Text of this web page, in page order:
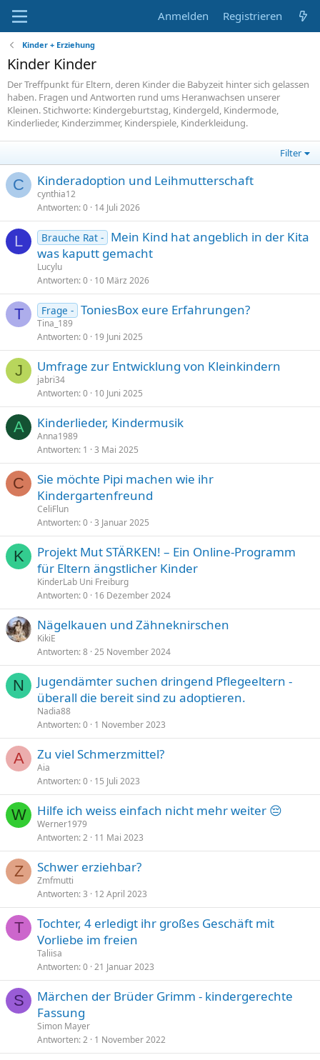
Anmelden Registrieren
Kinder + Erziehung
Kinder Kinder
Der Treffpunkt für Eltern, deren Kinder die Babyzeit hinter sich gelassen
haben. Fragen und Antworten rund ums Heranwachsen unserer
Kleinen. Stichworte: Kindergeburtstag, Kindergeld, Kindermode,
Kinderlieder, Kinderzimmer, Kinderspiele, Kinderkleidung.
Filter
C Kinderadoption und Leihmutterschaft
cynthia12
Antworten 0 14 Juli 2026
L Brauche Rat - Mein Kind hat angeblich in der Kita
was kaputt gemacht
Lucylu
Antworten 0 10 März 2026
T Frage - ToniesBox eure Erfahrungen?
Tina_189
Antworten 0 19 Juni 2025
J Umfrage zur Entwicklung von Kleinkindern
jabri34
Antworten 0 10 Juni 2025
A Kinderlieder, Kindermusik
Anna1989
Antworten 1 3 Mai 2025
C
Sie möchte Pipi machen wie ihr
Kindergartenfreund
CeliFlun
Antworten 0 3 Januar 2025
K
Projekt Mut STÄRKEN! – Ein Online-Programm
für Eltern ängstlicher Kinder
KinderLab Uni Freiburg
Antworten 0 16 Dezember 2024
Nägelkauen und Zähneknirschen
KikiE
Antworten 8 25 November 2024
N
Jugendämter suchen dringend Pflegeeltern -
überall die bereit sind zu adoptieren.
Nadia88
Antworten 0 1 November 2023
A Zu viel Schmerzmittel?
Aia
Antworten 0 15 Juli 2023
W Hilfe ich weiss einfach nicht mehr weiter 😔
Werner1979
Antworten 2 11 Mai 2023
Z Schwer erziehbar?
Zmfmutti
Antworten 3 12 April 2023
T
Tochter, 4 erledigt ihr großes Geschäft mit
Vorliebe im freien
Taliisa
Antworten 0 21 Januar 2023
S
Märchen der Brüder Grimm - kindergerechte
Fassung
Simon Mayer
Antworten 2 1 November 2022